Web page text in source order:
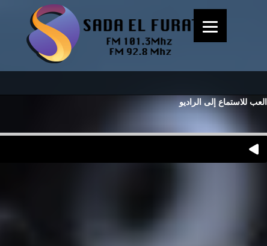
العب للاستماع إلى الراديو